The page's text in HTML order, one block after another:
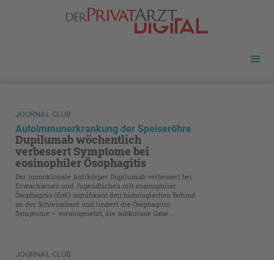
JOURNAL CLUB
Autoimmunerkrankung der Speiseröhre
Dupilumab wöchentlich
verbessert Symptome bei
eosinophiler Ösophagitis
Der monoklonale Antikörper Dupilumab verbessert bei
Erwachsenen und Jugendlichen mit eosinophiler
Ösophagitis (EoE) signifikant den histologischen Befund
an der Schleimhaut und lindert die Ösophagitis-
Symptome – vorausgesetzt, die subkutane Gabe ...
JOURNAL CLUB